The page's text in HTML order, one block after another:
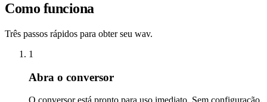
Como funciona
Três passos rápidos para obter seu wav.
1
Abra o conversor